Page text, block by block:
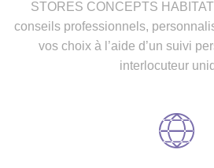
STORES CONCEPTS
conseils professionnels,
vos choix à l’aide d’un suivi
interlocuteur